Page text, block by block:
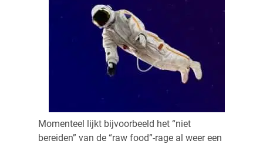
Momenteel lijkt bijvoorbeeld het “niet
bereiden” van de “raw food”-rage al weer een